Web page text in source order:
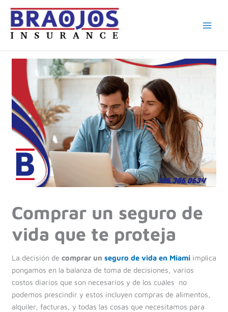
contenido
Comprar un seguro de
vida que te proteja
La decisión de comprar un seguro de vida en Miamiimplica
pongamos en la balanza de toma de decisiones, varios
costos diarios que son necesarios y de los cuáles no
podemos prescindir y estos incluyen compras de alimentos,
alquiler, facturas, y todas las cosas que necesitamos para